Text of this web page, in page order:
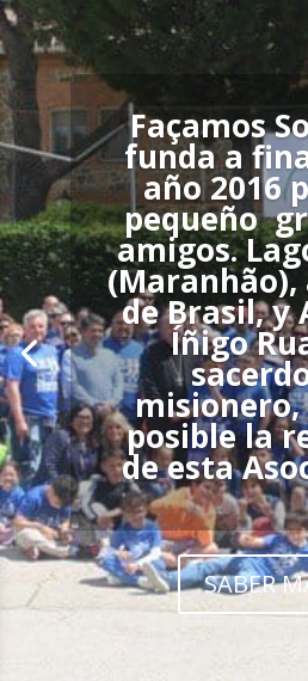
Façamos
funda a
año 2016
pequeño
amigos.
de Brasil, y
Íñigo
misionero,
posible la
de esta
SABER